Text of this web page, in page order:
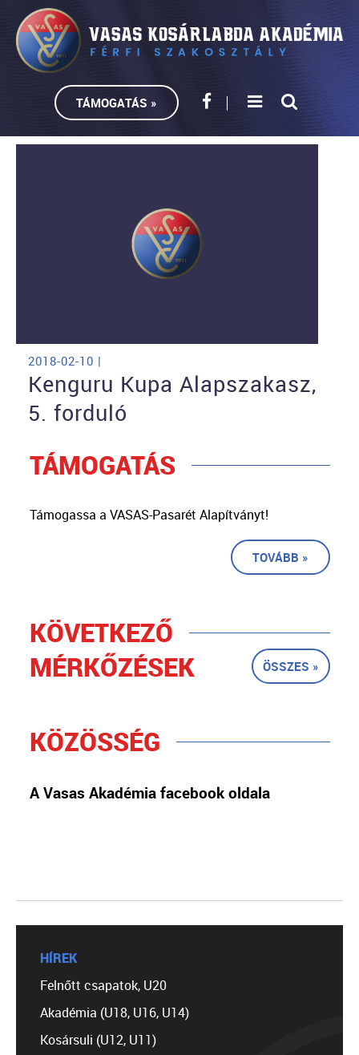
TÁMOGATÁS »
2018-02-10 |
Kenguru Kupa Alapszakasz,
5. forduló
TÁMOGATÁS
Támogassa a VASAS-Pasarét Alapítványt!
TOVÁBB »
KÖVETKEZŐ
MÉRKŐZÉSEK
ÖSSZES »
KÖZÖSSÉG
A Vasas Akadémia facebook oldala
HÍREK
Felnőtt csapatok, U20
Akadémia (U18, U16, U14)
Kosársuli (U12, U11)